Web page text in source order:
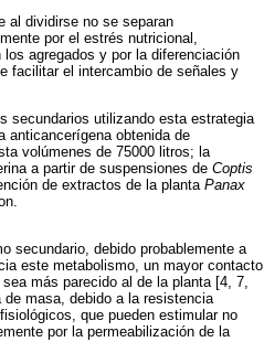
al dividirse no se separan
por el estrés nutricional,
agregados y por la diferenciación
facilitar el intercambio de señales y
secundarios utilizando esta estrategia
anticancerígena obtenida de
volúmenes de 75000 litros; la
a partir de suspensiones de Coptis
de extractos de la planta Panax
secundario, debido probablemente a
este metabolismo, un mayor contacto
más parecido al de la planta [4, 7,
masa, debido a la resistencia
que pueden estimular no
por la permeabilización de la